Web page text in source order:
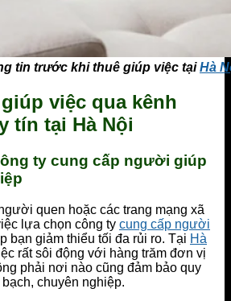
tin trước khi thuê giúp việc tạiHà
việc qua kênh
tín tại Hà Nội
ty cung cấp người giúp
quen hoặc các trang mạng xã
lựa chọn công ty cung cấp người
bạn giảm thiểu tối đa rủi ro. Tại Hà
rất sôi động với hàng trăm đơn vị
phải nơi nào cũng đảm bảo quy
chuyên nghiệp.